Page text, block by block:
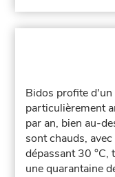
Bidos profite
particulièrement
par an, bien au-
sont chauds,
dépassant 30 °C,
une quarantaine